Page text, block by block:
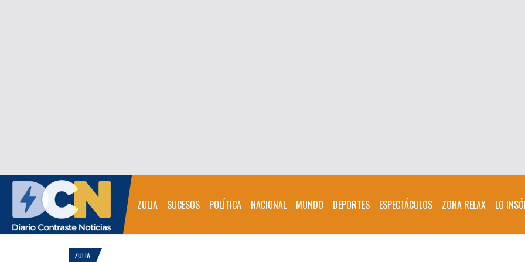
ZULIA SUCESOS POLÍTICA NACIONAL MUNDO DEPORTES ESPECTÁCULOS ZONA RELAX LO
ZULIA